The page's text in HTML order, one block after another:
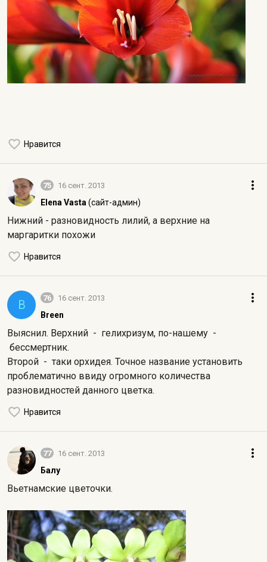
Нравится
75 16 сент. 2013
Elena Vasta (сайт-админ)
Нижний - разновидность лилий, а верхние на
маргаритки похожи
Нравится
B 76 16 сент. 2013
Breen
Выяснил. Верхний - гелихризум, по-нашему -
бессмертник.
Второй - таки орхидея. Точное название установить
проблематично ввиду огромного количества
разновидностей данного цветка.
Нравится
77 16 сент. 2013
Балу
Вьетнамские цветочки.